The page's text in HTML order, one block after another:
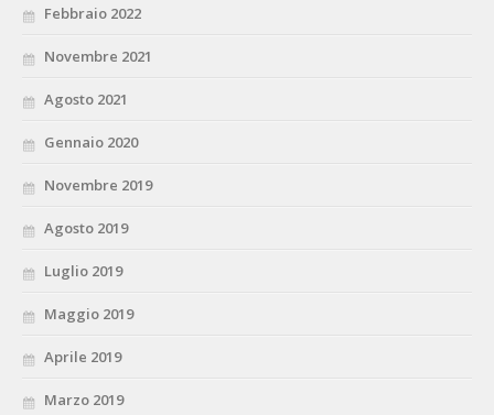
Febbraio 2022
Novembre 2021
Agosto 2021
Gennaio 2020
Novembre 2019
Agosto 2019
Luglio 2019
Maggio 2019
Aprile 2019
Marzo 2019